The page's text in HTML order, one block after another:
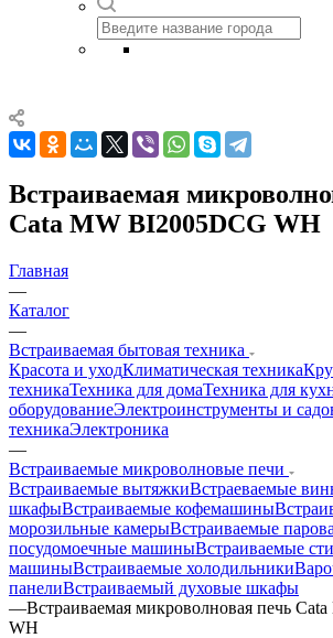
Встраиваемая
Cata MW BI2005DCG WH
Главная
—
Каталог
—
Встраиваемая бытовая техника
Красота и уходКлиматическая техника
техникаТехника для домаТехника для
оборудованиеЭлектроинструменты и
техникаЭлектроника
—
Встраиваемые микроволновые печи
Встраиваемые вытяжкиВстраеваемые
шкафыВстраиваемые кофемашины
морозильные камерыВстраиваемые
посудомоечные машиныВстраиваемые
машиныВстраиваемые холодильники
панелиВстраиваемый духовые шкафы
—Встраиваемая микроволновая печь
WH